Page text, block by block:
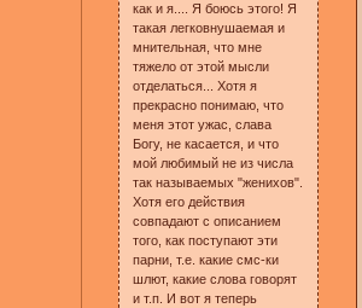
как и я.... Я боюсь этого! Я
такая легковнушаемая и
мнительная, что мне
тяжело от этой мысли
отделаться... Хотя я
прекрасно понимаю, что
меня этот ужас, слава
Богу, не касается, и что
мой любимый не из числа
так называемых "женихов".
Хотя его действия
совпадают с описанием
того, как поступают эти
парни, т.е. какие смс-ки
шлют, какие слова говорят
и т.п. И вот я теперь